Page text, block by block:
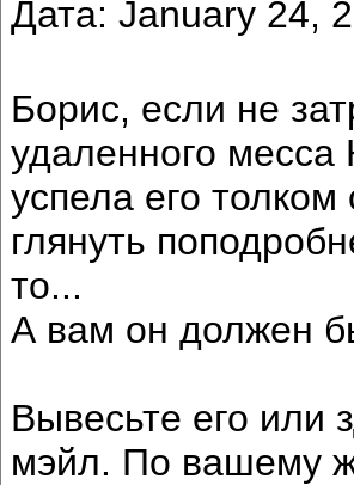
Дата: January 24,
Борис, если не
удаленного
успела его
глянуть
то...
А вам он должен
Вывесьте его или
мэйл. По вашему